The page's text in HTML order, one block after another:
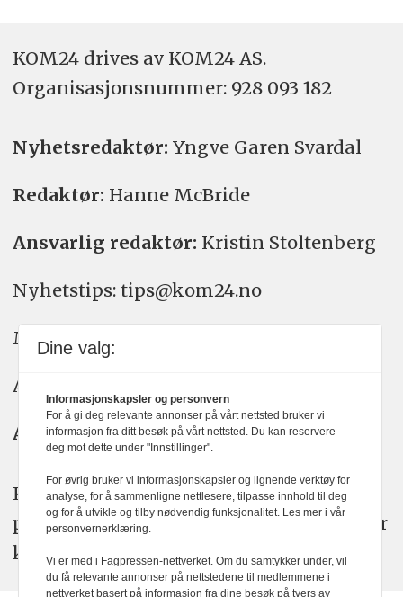
KOM24 drives av KOM24 AS.
Organisasjons­nummer: 928 093 182
Nyhetsredaktør: Yngve Garen Svardal
Redaktør: Hanne McBride
Ansvarlig redaktør: Kristin Stoltenberg
Nyhetstips: tips@kom24.no
Meninger: meninger@kom24.no
Annonse: annonse@watchmedia.no
Abonnement:kom24@watchmedia.no
KOM24 arbeider etter Vær Varsom-
plakatens regler for god presseskikk. Her
kan du lese mer om PFUs arbeid.
Dine valg:
Informasjonskapsler og personvern
For å gi deg relevante annonser på vårt nettsted bruker vi
informasjon fra ditt besøk på vårt nettsted. Du kan reservere
deg mot dette under "Innstillinger".
For øvrig bruker vi informasjonskapsler og lignende verktøy for
analyse, for å sammenligne nettlesere, tilpasse innhold til deg
og for å utvikle og tilby nødvendig funksjonalitet. Les mer i vår
personvernerklæring.
Vi er med i Fagpressen-nettverket. Om du samtykker under, vil
du få relevante annonser på nettstedene til medlemmene i
nettverket basert på informasjon fra dine besøk på tvers av